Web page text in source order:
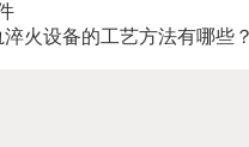
火设备的工艺方法有哪些